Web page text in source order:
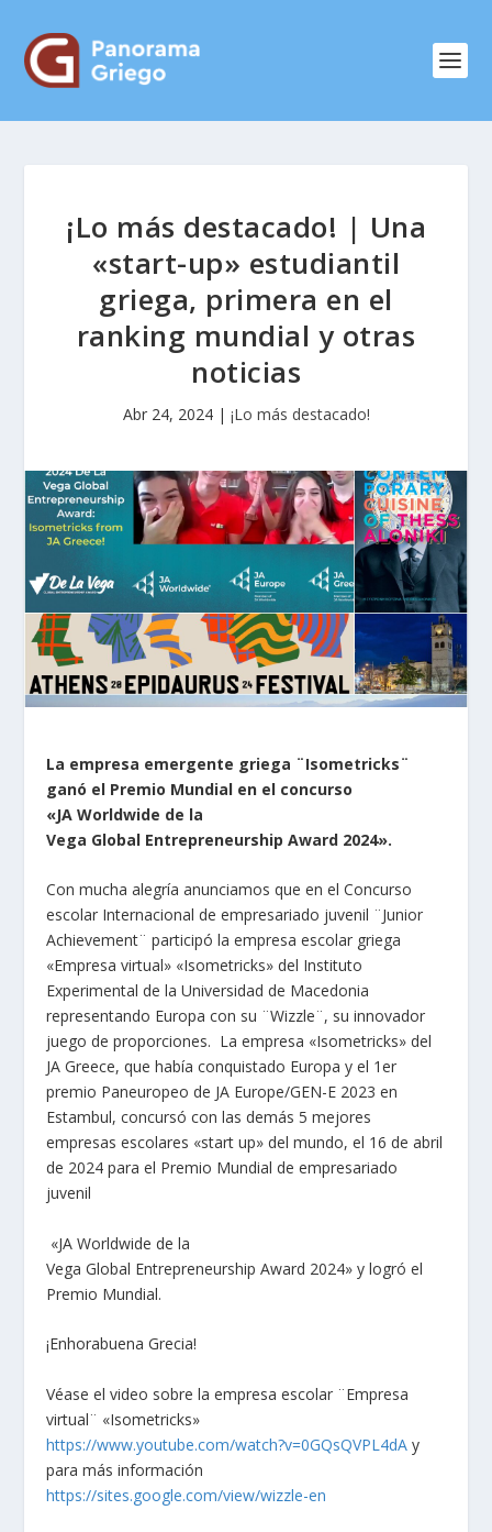
¡Lo más destacado! | Una
«start-up» estudiantil
griega, primera en el
ranking mundial y otras
noticias
Abr 24, 2024| ¡Lo más destacado!
La empresa emergente griega ¨Isometricks¨
ganó el Premio Mundial en el concurso
«JA Worldwide de la
Vega Global Entrepreneurship Award 2024».
Con mucha alegría anunciamos que en el Concurso
escolar Internacional de empresariado juvenil ¨Junior
Achievement¨ participó la empresa escolar griega
«Empresa virtual» «Isometricks» del Instituto
Experimental de la Universidad de Macedonia
representando Europa con su ¨Wizzle¨, su innovador
juego de proporciones. La empresa «Ιsometricks» del
JA Greece, que había conquistado Europa y el 1er
premio Paneuropeo de JA Europe/GEN-E 2023 en
Estambul, concursó con las demás 5 mejores
empresas escolares «start up» del mundo, el 16 de abril
de 2024 para el Premio Mundial de empresariado
juvenil
«JA Worldwide de la
Vega Global Entrepreneurship Award 2024» y logró el
Premio Mundial.
¡Enhorabuena Grecia!
Véase el video sobre la empresa escolar ¨Empresa
virtual¨ «Isometricks»
https://www.youtube.com/watch?v=0GQsQVPL4dA y
para más información
https://sites.google.com/view/wizzle-en